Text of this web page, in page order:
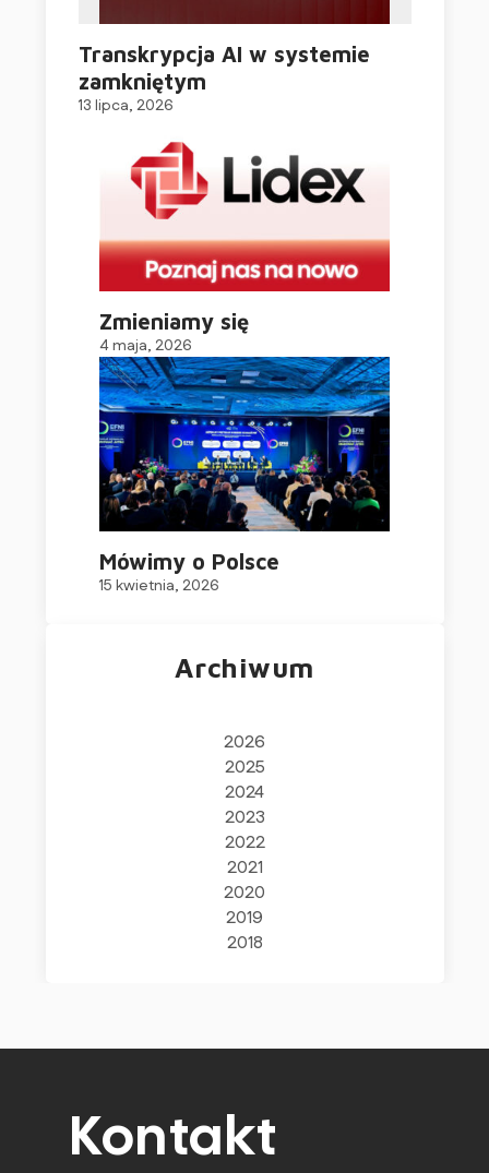
Transkrypcja AI w systemie
zamkniętym
13 lipca, 2026
Zmieniamy się
4 maja, 2026
Mówimy o Polsce
15 kwietnia, 2026
Archiwum
2026
2025
2024
2023
2022
2021
2020
2019
2018
Kontakt